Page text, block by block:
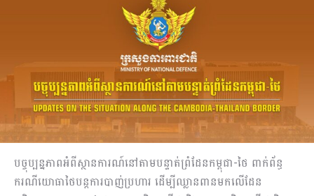
បច្ចុប្បន្នភាពអំពីស្ថានការណ៍នៅតាមបន្ទាត់ព្រំដែនកម្ពុជា-ថៃ ពាក់ព័ន្ធ
ករណីយោធាថៃបន្តការបាញ់ប្រហារ ដើម្បីឈ្លានពានមកលើដែន